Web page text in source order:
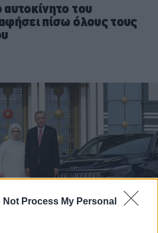
Not Process My Personal
αυτοκίνητο του
πίσω όλους τους